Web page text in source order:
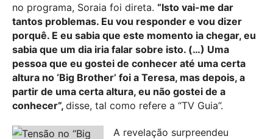
no programa, Soraia foi direta. “Isto vai-me dar
tantos problemas. Eu vou responder e vou dizer
porquê. E eu sabia que este momento ia chegar, eu
sabia que um dia iria falar sobre isto. (…) Uma
pessoa que eu gostei de conhecer até uma certa
altura no ‘Big Brother’ foi a Teresa, mas depois, a
partir de uma certa altura, eu não gostei de a
conhecer”, disse, tal como refere a “TV Guia”.
A revelação surpreendeu